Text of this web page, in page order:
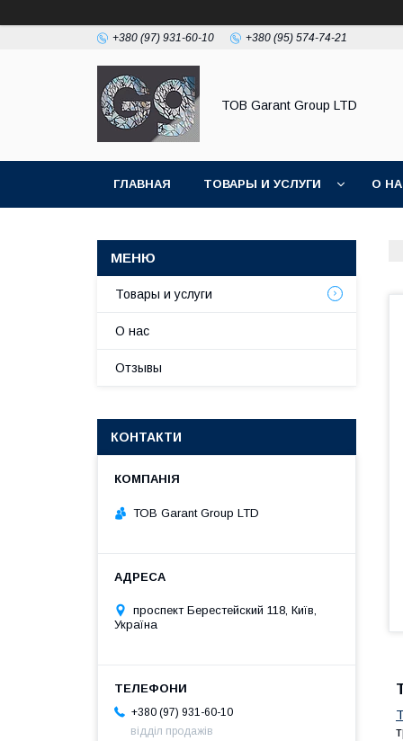
+380 (97) 931-60-10 +380 (95) 574-74-21
ТОВ Garant Group LTD
ГЛАВНАЯ ТОВАРЫ И УСЛУГИ О
Товары и услуги
О нас
Отзывы
КОНТАКТИ
ТОВ Garant Group LTD
проспект Берестейский 118, Київ,
Україна
+380 (97) 931-60-10
відділ продажів